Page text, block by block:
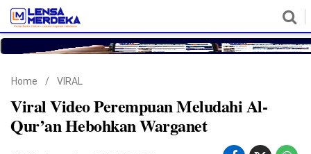
Home / VIRAL
Viral Video Perempuan Meludahi Al-
Qur’an Hebohkan Warganet